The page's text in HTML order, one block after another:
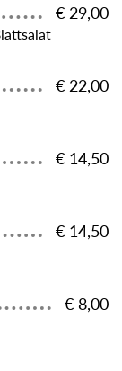
€ 29,00
€ 22,00
€ 14,50
€ 14,50
€ 8,00